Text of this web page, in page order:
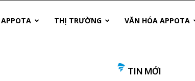
THỊ TRƯỜNG VĂN HÓA APPOTA
TIN MỚI